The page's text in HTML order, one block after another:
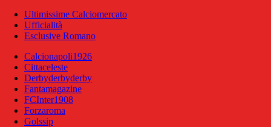
Ultimissime Calciomercato
Ufficialità
Esclusive Romano
Calcionapoli1926
Cittaceleste
Derbyderbyderby
Fantamagazine
FCInter1908
Forzaroma
Golssip